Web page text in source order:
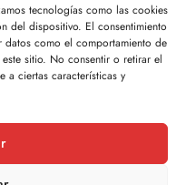
tecnologías como las cookies
del dispositivo. El consentimiento
datos como el comportamiento de
sitio. No consentir o retirar el
a ciertas características y